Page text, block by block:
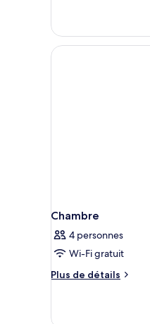
Standard
le
type
de
Chambre
4 personnes
Wi-Fi gratuit
Plus de détails
Plus